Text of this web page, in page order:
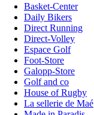
Basket-Center
Daily Bikers
Direct Running
Direct-Volley
Espace Golf
Foot-Store
Galopp-Store
Golf and co
House of Rugby
La sellerie de Maé